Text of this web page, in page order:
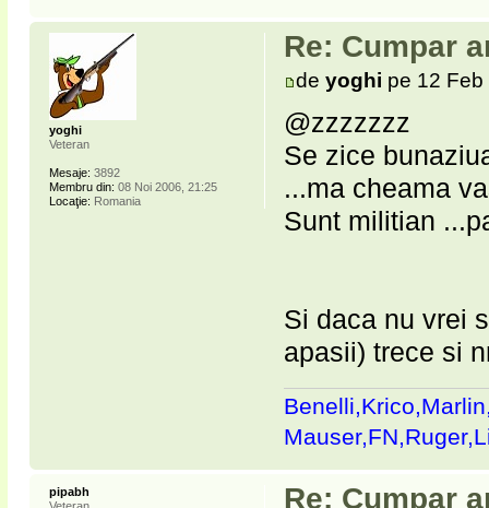
Re: Cumpar
deyoghi pe 12
@zzzzzzz
Se zice
...ma cheama
Sunt militian
Si daca nu vrei
apasii) trece si
yoghi
Veteran
Mesaje: 3892
Membru din: 08 Noi 2006, 21:25
Locaţie: Romania
Re: Cumpar
pipabh